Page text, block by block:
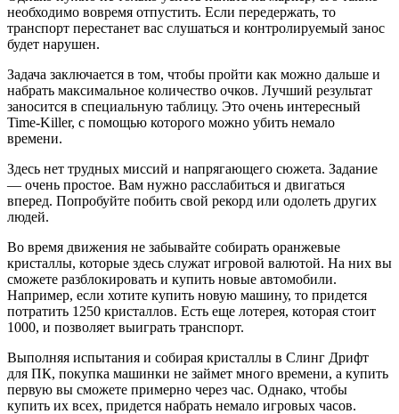
необходимо вовремя отпустить. Если передержать, то
транспорт перестанет вас слушаться и контролируемый занос
будет нарушен.
Задача заключается в том, чтобы пройти как можно дальше и
набрать максимальное количество очков. Лучший результат
заносится в специальную таблицу. Это очень интересный
Time-Killer, с помощью которого можно убить немало
времени.
Здесь нет трудных миссий и напрягающего сюжета. Задание
— очень простое. Вам нужно расслабиться и двигаться
вперед. Попробуйте побить свой рекорд или одолеть других
людей.
Во время движения не забывайте собирать оранжевые
кристаллы, которые здесь служат игровой валютой. На них вы
сможете разблокировать и купить новые автомобили.
Например, если хотите купить новую машину, то придется
потратить 1250 кристаллов. Есть еще лотерея, которая стоит
1000, и позволяет выиграть транспорт.
Выполняя испытания и собирая кристаллы в Слинг Дрифт
для ПК, покупка машинки не займет много времени, а купить
первую вы сможете примерно через час. Однако, чтобы
купить их всех, придется набрать немало игровых часов.